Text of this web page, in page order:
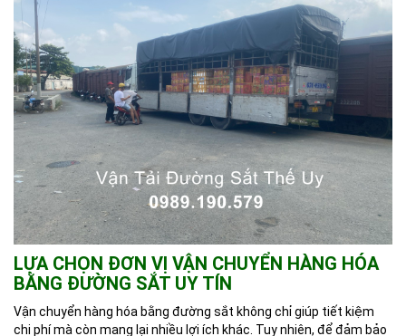
LỰA CHỌN ĐƠN VỊ VẬN CHUYỂN HÀNG HÓA
BẰNG ĐƯỜNG SẮT UY TÍN
Vận chuyển hàng hóa bằng đường sắt không chỉ giúp tiết kiệm
chi phí mà còn mang lại nhiều lợi ích khác. Tuy nhiên, để đảm bảo